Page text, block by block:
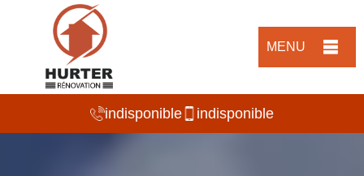
MENU
indisponible indisponible